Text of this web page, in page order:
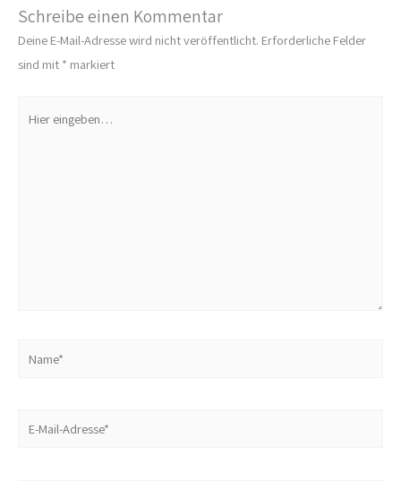
Schreibe einen Kommentar
Deine E-Mail-Adresse wird nicht veröffentlicht. Erforderliche Felder
sind mit * markiert
eingeben…